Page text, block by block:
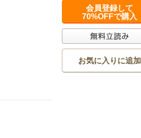
会員登録して
70%OFFで購入
お気に入りに追加